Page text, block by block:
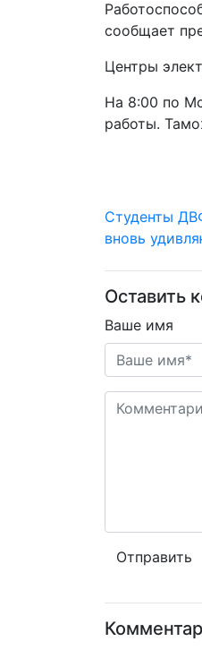
сообщает
Центры
На 8:00 по
работы.
Студенты
вновь
Оставить
Ваше имя